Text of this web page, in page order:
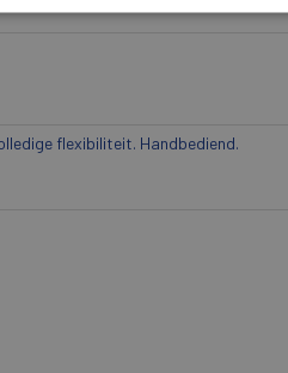
flexibiliteit. Handbediend.